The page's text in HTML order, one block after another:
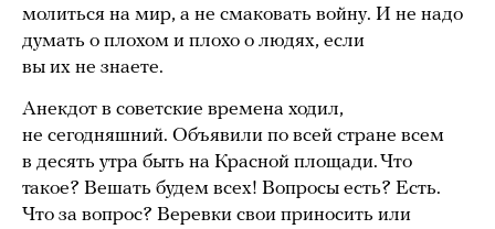
молиться на мир, а не смаковать войну. И не надо
думать о плохом и плохо о людях, если
вы их не знаете.
Анекдот в советские времена ходил,
не сегодняшний. Объявили по всей стране всем
в десять утра быть на Красной площади. Что
такое? Вешать будем всех! Вопросы есть? Есть.
Что за вопрос? Веревки свои приносить или